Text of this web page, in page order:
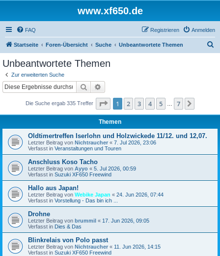
www.xf650.de
FAQ Anmelden
Registrieren
Startseite Foren-Übersicht Suche Unbeantwortete Themen
Unbeantwortete Themen
Zur erweiterten Suche
Suche
Die Suche ergab 335 Treffer Seite 1von
1 2 3 4 5 7
Themen
Oldtimertreffen Iserlohn und Holzwickede 11/12. und 12,07.
Letzter Beitrag von Nichtraucher « 7. Jul 2026, 23:06
Verfasst in Veranstaltungen und Touren
Anschluss Koso Tacho
Letzter Beitrag von Ayyo « 5. Jul 2026, 00:59
Verfasst in Suzuki XF650 Freewind
Hallo aus Japan!
Letzter Beitrag von Webike Japan « 24. Jun 2026, 07:44
Verfasst in Vorstellung - Das bin ich ...
Drohne
Letzter Beitrag von brummil « 17. Jun 2026, 09:05
Verfasst in Dies & Das
Blinkrelais von Polo passt
Letzter Beitrag von Nichtraucher « 11. Jun 2026, 14:15
Verfasst in Suzuki XF650 Freewind